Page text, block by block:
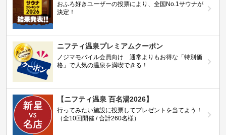
おふろ好きユーザーの投票により、全国No.1サウナが
決定！
ニフティ温泉プレミアムクーポン
ノジマモバイル会員向け 通常よりもお得な「特別価
格」で人気の温泉を満喫できる！
【ニフティ温泉 百名湯2026】
行ってみたい施設に投票してプレゼントを当てよう！
（全10回開催 / 合計260名様）